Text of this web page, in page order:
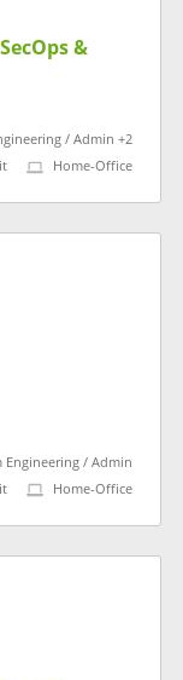
&
/ Admin +2
Home-Office
Engineering / Admin
Home-Office